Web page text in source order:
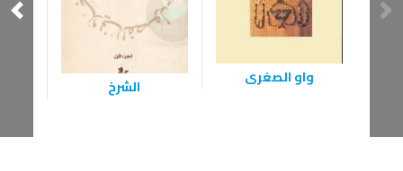
واو الصغرى الشرخ